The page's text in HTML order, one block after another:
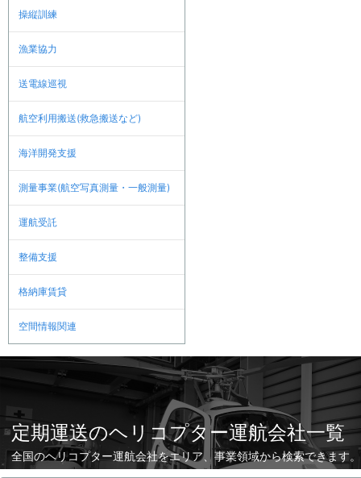
操縦訓練
漁業協力
送電線巡視
航空利用搬送(救急搬送など)
海洋開発支援
測量事業(航空写真測量・一般測量)
運航受託
整備支援
格納庫賃貸
空間情報関連
定期運送のヘリコプター運航会社一覧
全国のヘリコプター運航会社をエリア、事業領域から検索できます。